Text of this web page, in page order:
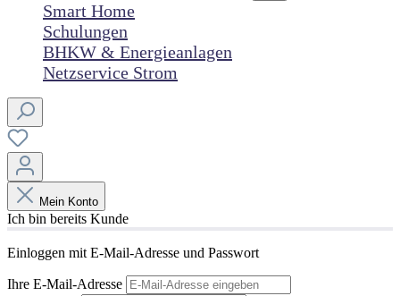
Smart Home
Schulungen
BHKW & Energieanlagen
Netzservice Strom
Mein Konto
Ich bin bereits Kunde
Einloggen mit E-Mail-Adresse und Passwort
Ihre E-Mail-Adresse